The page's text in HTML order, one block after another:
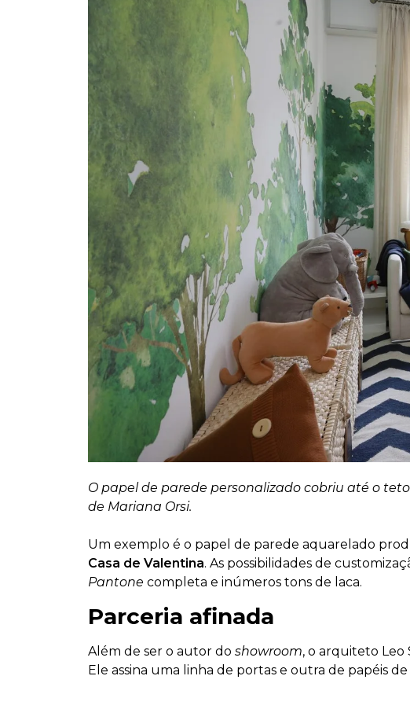
O papel de parede personalizado cobriu até o
de Mariana Orsi.
Um exemplo é o papel de parede aquarelado
Casa de Valentina. As possibilidades de
Pantone completa e inúmeros tons de laca.
Parceria afinada
Além de ser o autor do showroom, o arquiteto
Ele assina uma linha de portas e outra de papéis